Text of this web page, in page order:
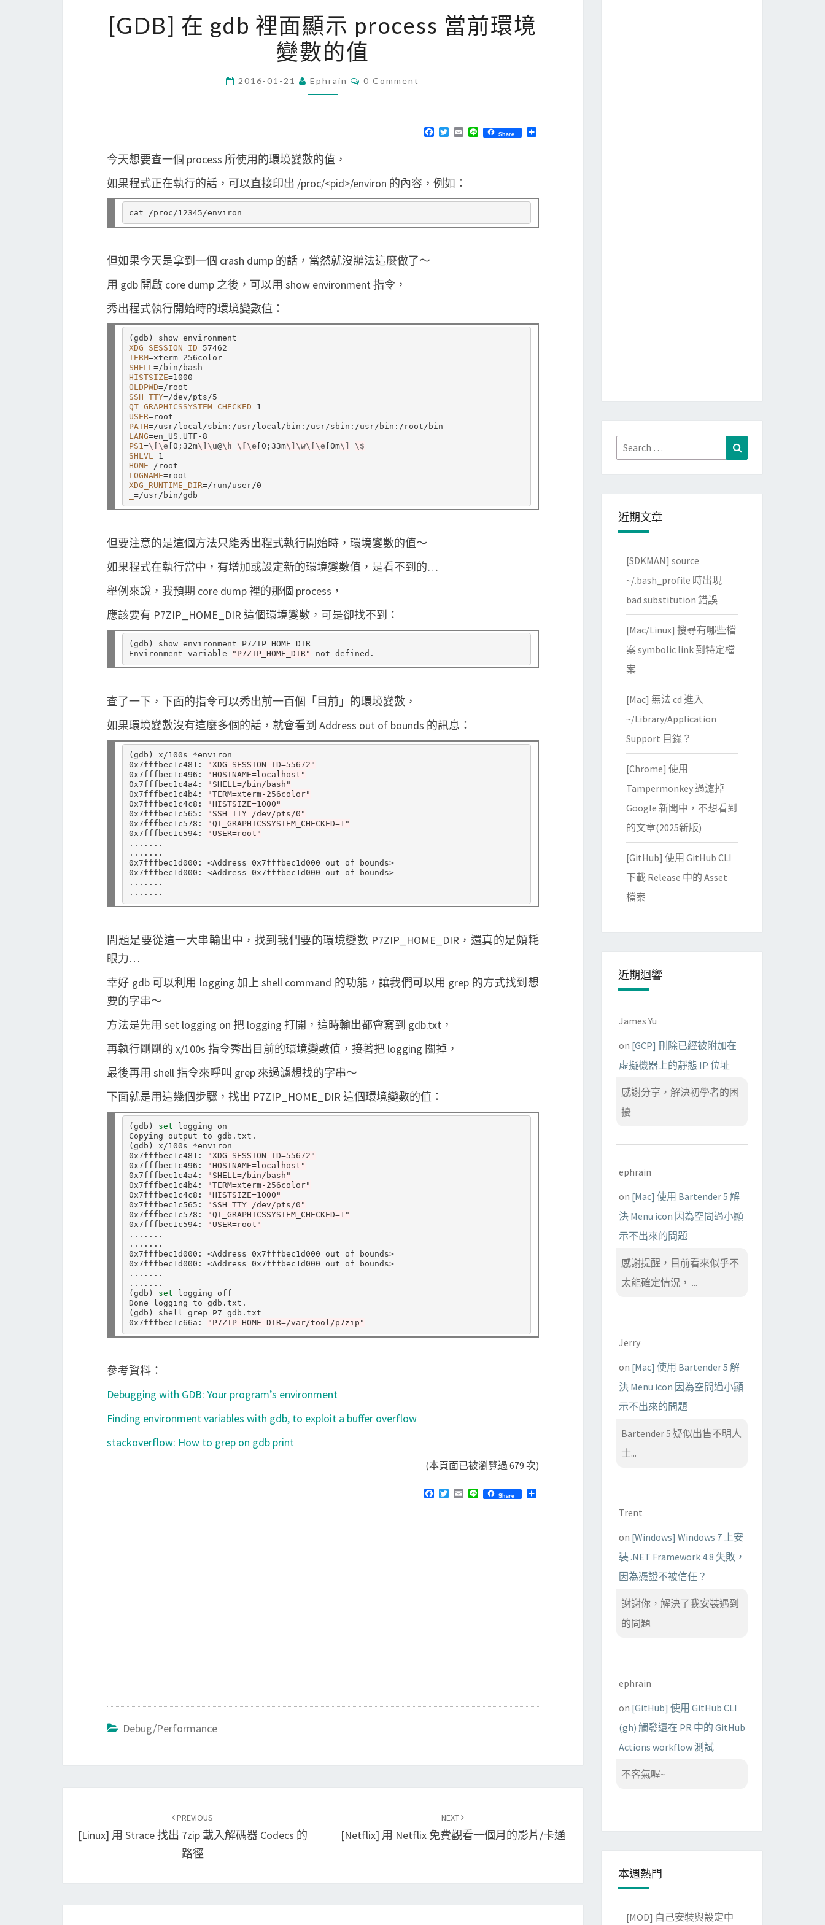
G
D
B
]
b
面
示
r
o
e
境
變
值
[GDB] 在 gdb 裡面顯示 process 當前環境
變數的值
2016-01-21 Ephrain
C
0 Comment
F
o
o
k
T
e
r
E
L
Share
分
今天想要查一個 process 所使用的環境變數的值，
如果程式正在執行的話，可以直接印出 /proc/<pid>/environ 的內容，例如：
但如果今天是拿到一個 crash dump 的話，當然就沒辦法這麼做了～
用 gdb 開啟 core dump 之後，可以用 show environment 指令，
秀出程式執行開始時的環境變數值：
(gdb )
XDG_SESSION_ID=
TERM=
xterm-256color
SHELL =
HISTSIZE=
OLDPWD=
SSH_TTY=
QT_GRAPHICSSYSTEM_CHECKED=
USER=
PATH=
LANG=
PS1 =\[\e[0;32m\]\u@\h \[\e[0;33m\]\w\[\e[0m\]
\$
SHLVL =
HOME=
LOGNAME=
XDG_RUNTIME_DIR=
=
但要注意的是這個方法只能秀出程式執行開始時，環境變數的值～
如果程式在執行當中，有增加或設定新的環境變數值，是看不到的…
舉例來說，我預期 core dump 裡的那個 process，
應該要有 P7ZIP_HOME_DIR 這個環境變數，可是卻找不到：
( gdb )
show environment P7ZIP_HOME_DIR
Environment variable
"P7ZIP_HOME_DIR"
查了一下，下面的指令可以秀出前一百個「目前」的環境變數，
如果環境變數沒有這麼多個的話，就會看到 Address out of bounds 的訊息：
( gdb )
x/100s *environ
0x7fffbec1c481:
"XDG_SESSION_ID=55672"
0x7fffbec1c496:
"HOSTNAME=localhost"
0x7fffbec1c4a4:
"SHELL=/bin/bash"
0x7fffbec1c4b4:
"TERM=xterm-256color"
0x7fffbec1c4c8:
"HISTSIZE=1000"
0x7fffbec1c565:
"SSH_TTY=/dev/pts/0"
0x7fffbec1c578:
"QT_GRAPHICSSYSTEM_CHECKED=1"
0x7fffbec1c594:
"USER=root"
.......
.......
0x7fffbec1d000: <Address 0x7fffbec1d000 out of bounds>
0x7fffbec1d000: <Address 0x7fffbec1d000 out of bounds>
.......
問題是要從這一大串輸出中，找到我們要的環境變數 P7ZIP_HOME_DIR，還真的是頗耗
眼力…
幸好 gdb 可以利用 logging 加上 shell command 的功能，讓我們可以用 grep 的方式找到想
要的字串～
方法是先用 set logging on 把 logging 打開，這時輸出都會寫到 gdb.txt，
再執行剛剛的 x/100s 指令秀出目前的環境變數值，接著把 logging 關掉，
最後再用 shell 指令來呼叫 grep 來過濾想找的字串～
下面就是用這幾個步驟，找出 P7ZIP_HOME_DIR 這個環境變數的值：
( gdb ) set
logging on
( gdb )
x/100s *environ
0x7fffbec1c481:
"XDG_SESSION_ID=55672"
0x7fffbec1c496:
"HOSTNAME=localhost"
0x7fffbec1c4a4:
"SHELL=/bin/bash"
0x7fffbec1c4b4:
"TERM=xterm-256color"
0x7fffbec1c4c8:
"HISTSIZE=1000"
0x7fffbec1c565:
"SSH_TTY=/dev/pts/0"
0x7fffbec1c578:
"QT_GRAPHICSSYSTEM_CHECKED=1"
0x7fffbec1c594:
"USER=root"
.......
.......
0x7fffbec1d000: <Address 0x7fffbec1d000 out of bounds>
0x7fffbec1d000: <Address 0x7fffbec1d000 out of bounds>
.......
( gdb ) set
logging off
( gdb )
shell grep P7 gdb.txt
0x7fffbec1c66a:
"P7ZIP_HOME_DIR=/var/tool/p7zip"
參考資料：
Debugging with GDB: Your program’s environment
Finding environment variables with gdb, to exploit a buffer overflow
stackoverflow: How to grep on gdb print
(本頁面已被瀏覽過 679 次)
F
T
E
L
Share
分
Debug/Performance
navigation
PREVIOUS
[Linux] 用 Strace 找出 7zip 載入解碼器 Codecs 的
路徑
NEXT
[Netflix] 用 Netflix 免費觀看一個月的影片/卡通
Search
for:
近期文章
[SDKMAN] source
~/.bash_profile 時出現
bad substitution 錯誤
[Mac/Linux] 搜尋有哪些檔
案 symbolic link 到特定檔
案
[Mac] 無法 cd 進入
~/Library/Application
Support 目錄？
[Chrome] 使用
Tampermonkey 過濾掉
Google 新聞中，不想看到
的文章(2025新版)
[GitHub] 使用 GitHub CLI
下載 Release 中的 Asset
檔案
近期迴響
James Yu
on [GCP] 刪除已經被附加在
虛擬機器上的靜態 IP 位址
感謝分享，解決初學者的困
擾
ephrain
on [Mac] 使用 Bartender 5 解
決 Menu icon 因為空間過小顯
示不出來的問題
感謝提醒，目前看來似乎不
太能確定情況， ...
Jerry
on [Mac] 使用 Bartender 5 解
決 Menu icon 因為空間過小顯
示不出來的問題
Bartender 5 疑似出售不明人
士...
Trent
on [Windows] Windows 7 上安
裝 .NET Framework 4.8 失敗，
因為憑證不被信任？
謝謝你，解決了我安裝遇到
的問題
ephrain
on [GitHub] 使用 GitHub CLI
(gh) 觸發還在 PR 中的 GitHub
Actions workflow 測試
不客氣喔~
本週熱門
[MOD] 自己安裝與設定中